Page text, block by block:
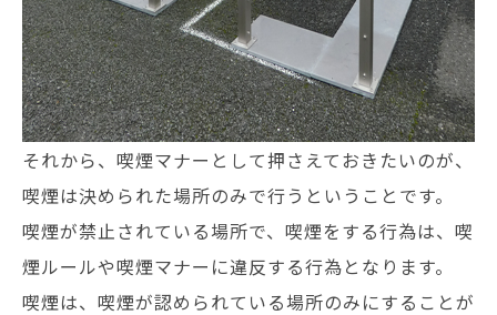
それから、喫煙マナーとして押さえておきたいのが、
喫煙は決められた場所のみで行うということです。
喫煙が禁止されている場所で、喫煙をする行為は、喫
煙ルールや喫煙マナーに違反する行為となります。
喫煙は、喫煙が認められている場所のみにすることが